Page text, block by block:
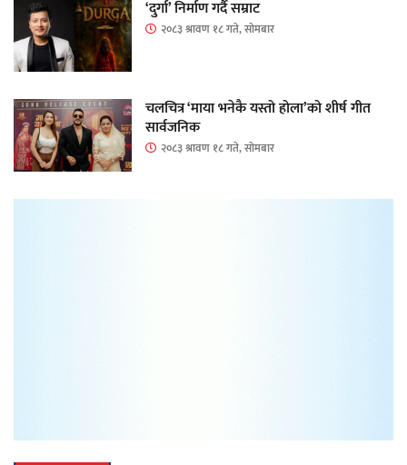
‘दुर्गा’ निर्माण गर्दै सम्राट
२०८३ श्रावण १८ गते, सोमबार
चलचित्र ‘माया भनेकै यस्तो होला’को शीर्ष गीत
सार्वजनिक
२०८३ श्रावण १८ गते, सोमबार